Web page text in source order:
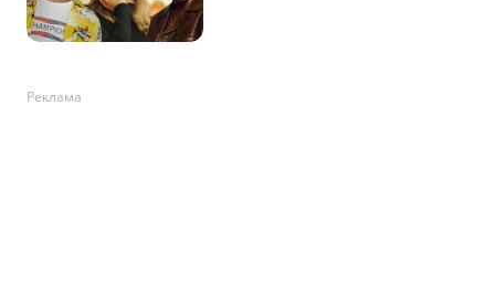
Реклама